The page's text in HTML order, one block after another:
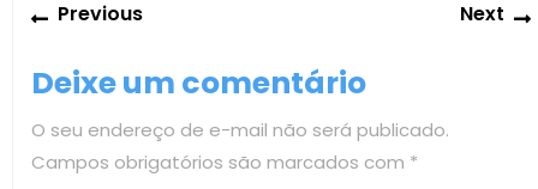
de
Post
PreviousPrevious
Next
Deixe um comentário
O seu endereço de e-mail não será publicado.
Campos obrigatórios são marcados com *